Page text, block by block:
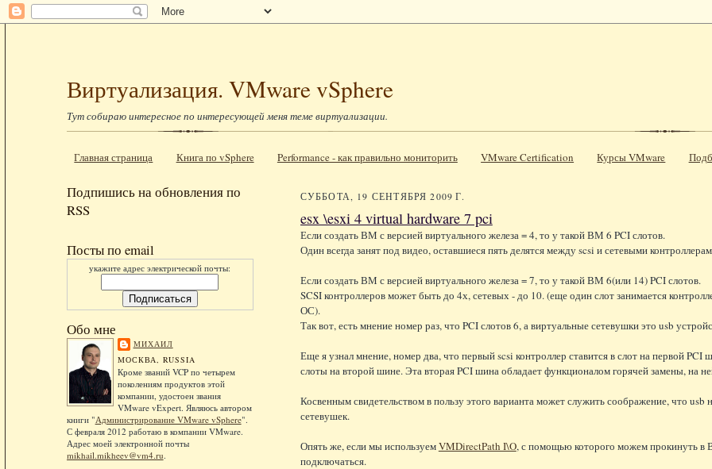
Виртуализация. VMware vSphere
Тут собираю интересное по интересующей меня теме виртуализации.
Главная страница Книга по vSphere Performance - как правильно мониторить VMware Certification Курсы VMware
Подпишись на обновления по
RSS
Посты по email
укажите адрес электрической почты:
Обо мне
МИХАИЛ
МОСКВА, RUSSIA
Кроме званий VCP по четырем
поколениям продуктов этой
компании, удостоен звания
VMware vExpert. Являюсь автором
книги "Администрирование VMware vSphere".
С февраля 2012 работаю в компании VMware.
Адрес моей электронной почты
mikhail.mikheev@vm4.ru.
СУББОТА, 19 СЕНТЯБРЯ 2009 Г.
esx \esxi 4 virtual hardware 7 pci
Если создать ВМ с версией виртуального железа = 4, то у такой ВМ 6 PCI слотов.
Один всегда занят под видео, оставшиеся пять делятся между scsi и сетевыми
Если создать ВМ с версией виртуального железа = 7, то у такой ВМ 6(или 14) PCI слотов.
SCSI контроллеров может быть до 4х, сетевых - до 10. (еще один слот занимается
ОС).
Так вот, есть мнение номер раз, что PCI слотов 6, а виртуальные сетевушки это usb
Еще я узнал мнение, номер два, что первый scsi контроллер ставится в слот на первой PCI
слоты на второй шине. Эта вторая PCI шина обладает функционалом горячей замены, на
Косвенным свидетельством в пользу этого варианта может служить соображение, что
сетевушек.
Опять же, если мы используемVMDirectPath I\O, с помощью которого можем прокинуть в
подключаться.